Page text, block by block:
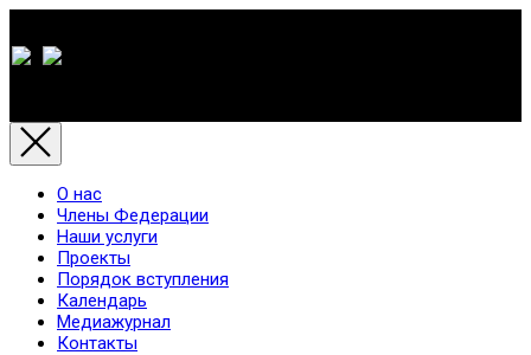
О нас
Члены Федерации
Наши услуги
Проекты
Порядок вступления
Календарь
Медиажурнал
Контакты